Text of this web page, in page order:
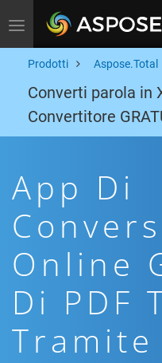
Toggle navigation
Prodotti Aspose.Total
Converti parola in
Convertitore
App Di
Online
Di PDF
Tramite